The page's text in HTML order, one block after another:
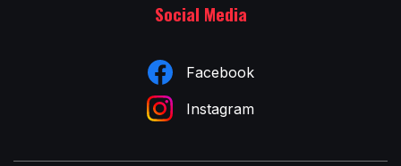
Social Media
Facebook
Instagram